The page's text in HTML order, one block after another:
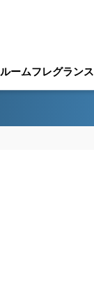
ルームフレグランス